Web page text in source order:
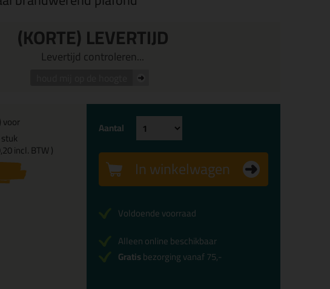
(KORTE) LEVERTIJD
Levertijd controleren...
20incl. BTW )
Aantal
In winkelwagen
Voldoende voorraad
Alleen online beschikbaar
Gratisbezorging vanaf 75,-